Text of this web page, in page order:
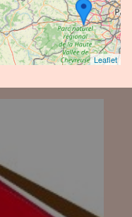
Leaflet